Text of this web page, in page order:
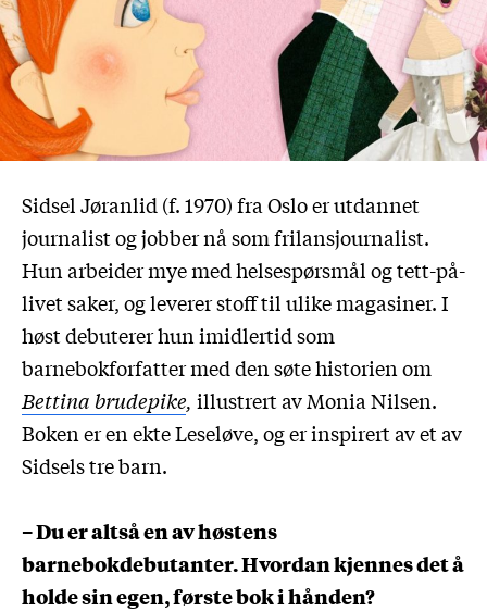
Sidsel Jøranlid (f. 1970) fra Oslo er utdannet
journalist og jobber nå som frilansjournalist.
Hun arbeider mye med helsespørsmål og tett-på-
livet saker, og leverer stoff til ulike magasiner. I
høst debuterer hun imidlertid som
barnebokforfatter med den søte historien om
Bettina brudepike, illustrert av Monia Nilsen.
Boken er en ekte Leseløve, og er inspirert av et av
Sidsels tre barn.
– Du er altså en av høstens
barnebokdebutanter. Hvordan kjennes det å
holde sin egen, første bok i hånden?